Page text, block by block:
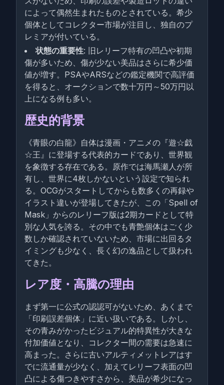
によって偶然生まれたものとされている。希少
個体としてコレクター市場が注目し、独自のプ
レミアが付いている。
状態の重要性: 旧レリーフ特有の凹凸や初期
傷が多いため、傷が少ない美品はさらに希少価
値が増す。PSAやARSなどの鑑定機関で高評価
を得ると、オークションで数十万円～50万円以
上になる例も多い。
歴史的背景
《青眼の白龍》自体は漫画・アニメの『遊☆戯
☆王』に登場する代表的カードであり、世界観
を象徴する存在である。原作では海馬瀬人が所
有し、世界に4枚しかないという設定で知られ
る。OCGがスタートしてからも数多くの再録や
イラスト違いが登場してきたが、この「Spell of
Mask」からのレリーフ版は2期カードとして特
別な人気を誇る。その中でも青艶個体はごく少
数しか確認されていないため、市場に出回るタ
イミングも少なく、長く幻の逸品として扱われ
てきた。
レア度・高騰の理由
まず第一に公式の認認可がないため、あくまで
「印刷誤差個体」に近い扱いである。しかし、
その青みがかったビジュアル的特異性が大きな
付加価値となり、コレクター間の需要は急速に
高まった。さらに古いアルティメットレアはす
でに流通量が少なく、加えてレリーフ表面の凹
凸による傷つきやすさから、美品が希少になっ